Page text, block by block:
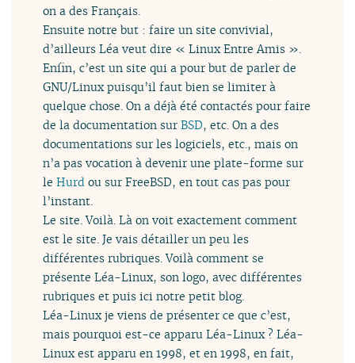
on a des Français.
Ensuite notre but : faire un site convivial,
d’ailleurs Léa veut dire « Linux Entre Amis ».
Enfin, c’est un site qui a pour but de parler de
GNU/Linux puisqu’il faut bien se limiter à
quelque chose. On a déjà été contactés pour faire
de la documentation surBSD, etc. On a des
documentations sur les logiciels, etc., mais on
n’a pas vocation à devenir une plate-forme sur
leHurd ou sur FreeBSD, en tout cas pas pour
l’instant.
Le site. Voilà. Là on voit exactement comment
est le site. Je vais détailler un peu les
différentes rubriques. Voilà comment se
présente Léa-Linux, son logo, avec différentes
rubriques et puis ici notre petit blog.
Léa-Linux je viens de présenter ce que c’est,
mais pourquoi est-ce apparu Léa-Linux ? Léa-
Linux est apparu en 1998, et en 1998, en fait,